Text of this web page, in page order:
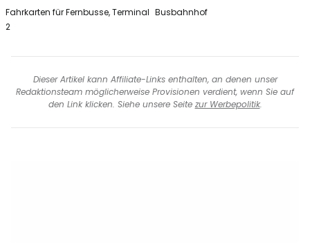
Fahrkarten für Fernbusse, Terminal
2
Busbahnhof
Dieser Artikel kann Affiliate-Links enthalten, an denen unser
Redaktionsteam möglicherweise Provisionen verdient, wenn Sie auf
den Link klicken. Siehe unsere Seite zur Werbepolitik.